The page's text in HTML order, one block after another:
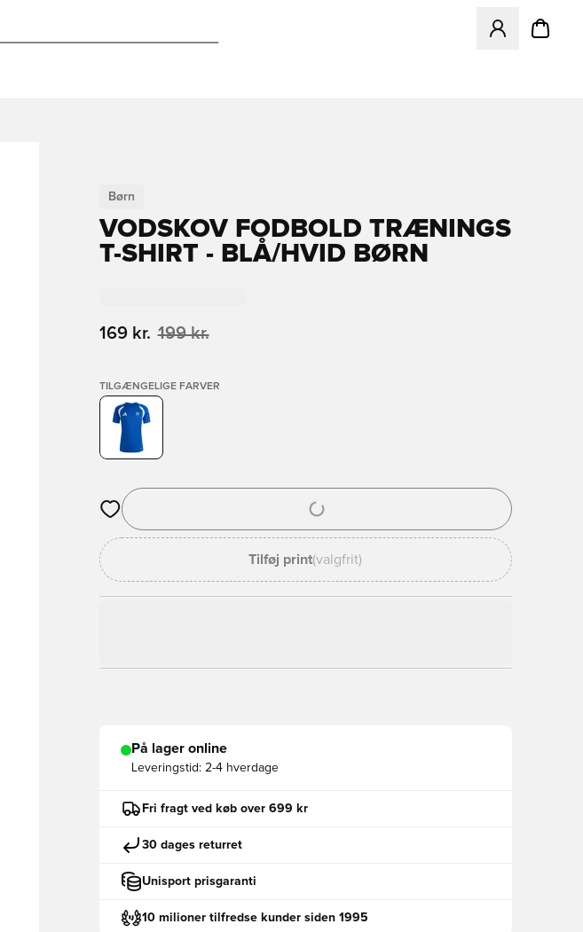
Åbner en
Børn
VODSKOV FODBOLD TRÆNINGS
T-SHIRT - BLÅ/HVID BØRN
169 kr. 199 kr.
TILGÆNGELIGE FARVER
Åbner en Modal til at logge ind eller tilmelde dig som medlem
Tilføj print(valgfrit)
På lager online
Leveringstid: 2-4 hverdage
Fri fragt ved køb over 699 kr
30 dages returret
Unisport prisgaranti
10 milioner tilfredse kunder siden 1995